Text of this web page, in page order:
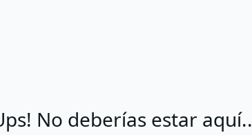
No deberías estar aquí..